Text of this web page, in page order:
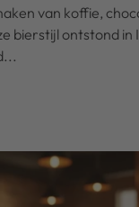
van koffie,
bierstijl ontstond in